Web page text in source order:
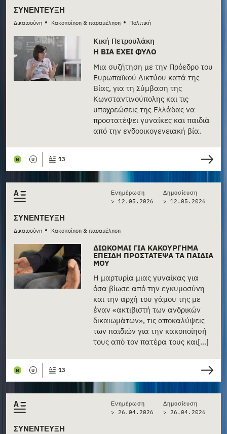
ΣΥΝΈΝΤΕΥΞΗ
Δικαιοσύνη • Κακοποίηση & παραμέληση • Πολιτική
Κική Πετρουλάκη
Η ΒΊΑ ΈΧΕΙ ΦΎΛΟ
Μια συζήτηση με την Πρόεδρο του
Ευρωπαϊκού Δικτύου κατά της
Βίας, για τη Σύμβαση της
Κωνσταντινούπολης και τις
υποχρεώσεις της Ελλάδας να
προστατέψει γυναίκες και παιδιά
από την ενδοοικογενειακή βία.
N U 13
ΣΥΝΈΝΤΕΥΞΗ
Δικαιοσύνη • Κακοποίηση & παραμέληση
Ενημέρωση
> 12.05.2026
Δημοσίευση
> 12.05.2026
ΔΙΏΚΟΜΑΙ ΓΙΑ ΚΑΚΟΎΡΓΗΜΑ
ΕΠΕΙΔΉ ΠΡΟΣΤΆΤΕΨΑ ΤΑ ΠΑΙΔΙΆ
ΜΟΥ
Η μαρτυρία μιας γυναίκας για
όσα βίωσε από την εγκυμοσύνη
και την αρχή του γάμου της με
έναν «ακτιβιστή των ανδρικών
δικαιωμάτων», τις αποκαλύψεις
των παιδιών για την κακοποίησή
τους από τον πατέρα τους και[...]
N U 13
ΣΥΝΈΝΤΕΥΞΗ
Ενημέρωση
> 26.04.2026
Δημοσίευση
> 26.04.2026